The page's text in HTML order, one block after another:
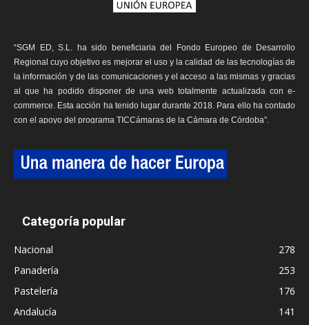
“SGM ED, S.L. ha sido beneficiaria del Fondo Europeo de Desarrollo
Regional cuyo objetivo es mejorar el uso y la calidad de las tecnologías de
la información y de las comunicaciones y el acceso a las mismas y gracias
al que ha podido disponer de una web totalmente actualizada con e-
commerce. Esta acción ha tenido lugar durante 2018. Para ello ha contado
con el apoyo del programa TICCámaras de la Cámara de Córdoba”.
Categoría popular
Nacional
278
Panadería
253
Pastelería
176
Andalucía
141